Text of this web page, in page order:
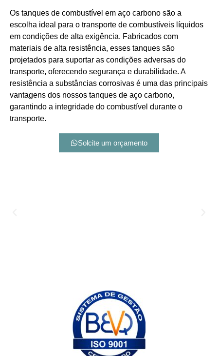
Os tanques de combustível em aço carbono são a
escolha ideal para o transporte de combustíveis líquidos
em condições de alta exigência. Fabricados com
materiais de alta resistência, esses tanques são
projetados para suportar as condições adversas do
transporte, oferecendo segurança e durabilidade. A
resistência a substâncias corrosivas é uma das principais
vantagens dos nossos tanques de aço carbono,
garantindo a integridade do combustível durante o
transporte.
Solcite um orçamento